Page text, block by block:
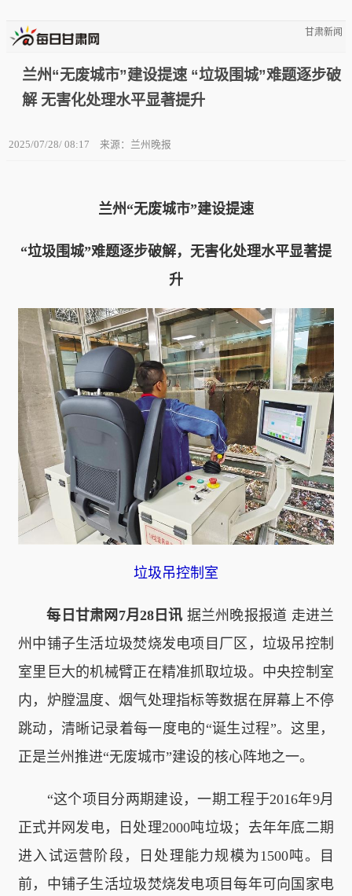
甘肃新闻
兰州“无废城市”建设提速 “垃圾围城”难题逐步破
解 无害化处理水平显著提升
2025/07/28/ 08:17 来源：兰州晚报
兰州“无废城市”建设提速
“垃圾围城”难题逐步破解，无害化处理水平显著提
升
垃圾吊控制室
每日甘肃网7月28日讯 据兰州晚报报道 走进兰
州中铺子生活垃圾焚烧发电项目厂区，垃圾吊控制
室里巨大的机械臂正在精准抓取垃圾。中央控制室
内，炉膛温度、烟气处理指标等数据在屏幕上不停
跳动，清晰记录着每一度电的“诞生过程”。这里，
正是兰州推进“无废城市”建设的核心阵地之一。
“这个项目分两期建设，一期工程于2016年9月
正式并网发电，日处理2000吨垃圾；去年年底二期
进入试运营阶段，日处理能力规模为1500吨。目
前，中铺子生活垃圾焚烧发电项目每年可向国家电